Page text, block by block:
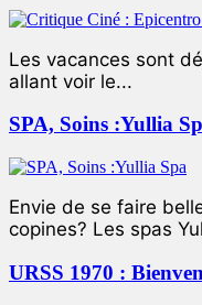
Les vacances sont
allant voir le...
SPA, Soins :Yullia
Envie de se faire
copines? Les spas
URSS 1970 :